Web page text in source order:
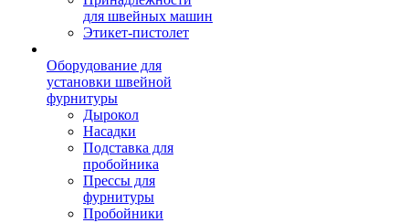
для швейных машин
Этикет-пистолет
Оборудование для
установки швейной
фурнитуры
Дырокол
Насадки
Подставка для
пробойника
Прессы для
фурнитуры
Пробойники